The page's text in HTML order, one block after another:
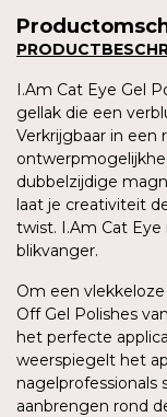
I.Am Cat Eye Gel
gellak die een
Verkrijgbaar in een
dubbelzijdige
laat je creativiteit
twist. I.Am Cat
blikvanger.
Om een
Off Gel Polishes
het perfecte
weerspiegelt het
nagelprofessionals
aanbrengen rond